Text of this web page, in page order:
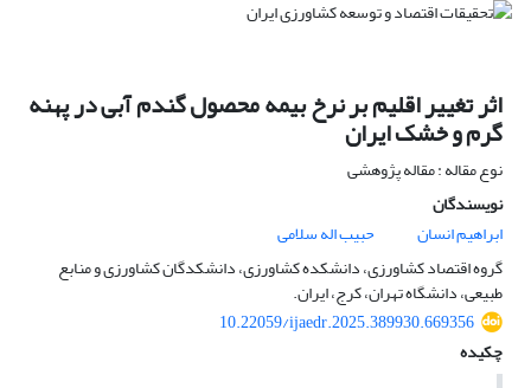
اثر تغییر اقلیم بر نرخ بیمه محصول گندم آبی در پهنه
گرم و خشک ایران
نوع مقاله : مقاله پژوهشی
نویسندگان
ابراهیم انسان
حبیب اله سلامی
گروه اقتصاد کشاورزی، دانشکده کشاورزی، دانشکدگان کشاورزی و منابع
طبیعی، دانشگاه تهران، کرج، ایران.
10.22059/ijaedr.2025.389930.669356
چکیده